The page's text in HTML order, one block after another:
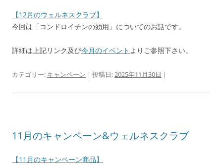
【12月のウェルネスクラブ】
今回は「コンドロイチンの効用」についてのお話です。
詳細は上記リンク及び今月のイベント よりご参照下さい。
カテゴリー: キャンペーン | 投稿日:2025年11月30日 |
11月のキャンペーン&ウェルネスクラブ
【11月のキャンペーン商品】